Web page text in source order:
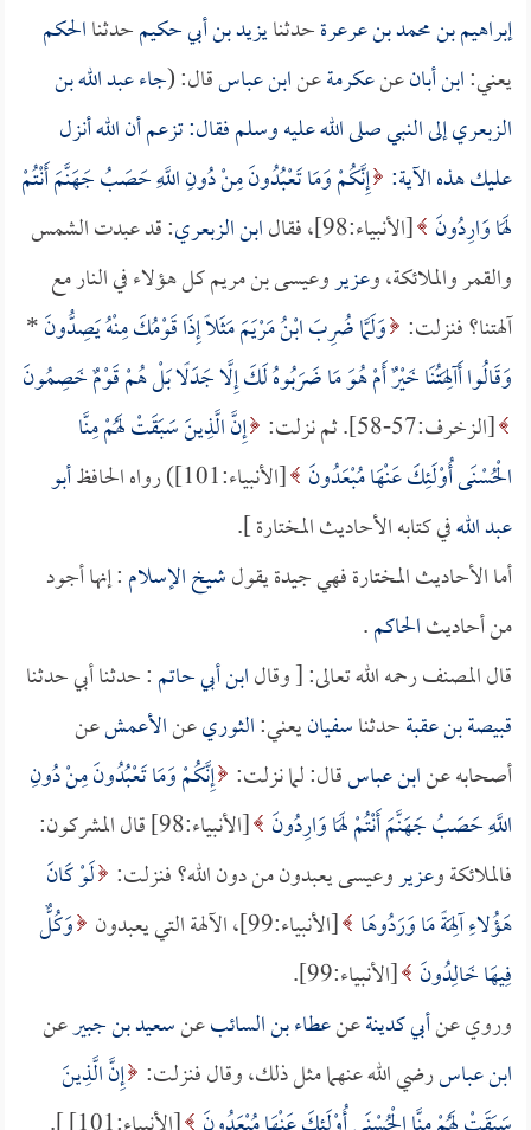
إبراهيم بن محمد بن عرعرةحدثنايزيد بن أبي حكيمحدثناالحكم
يعني:ابن أبانعنعكرمةعنابن عباسقال: (جاءعبد الله بن
الزبعريإلى النبي صلى الله عليه وسلم فقال: تزعم أن الله أنزل
عليك هذه الآية: إِنَّكُمْ وَمَا تَعْبُدُونَ مِنْ دُونِ اللَّهِ حَصَبُ جَهَنَّمَ أَنْتُمْ
لَهَا وَارِدُونَ [الأنبياء:98]، فقال ابن الزبعري: قد عبدت الشمس
والقمر والملائكة، وعزيروعيسى بن مريم كل هؤلاء في النار مع
آلهتنا؟ فنزلت: وَلَمَّا ضُرِبَ ابْنُ مَرْيَمَ مَثَلًا إِذَا قَوْمُكَ مِنْهُ يَصِدُّونَ*
وَقَالُوا أَآلِهَتُنَا خَيْرٌ أَمْ هُوَ مَا ضَرَبُوهُ لَكَ إِلَّا جَدَلًا بَلْ هُمْ قَوْمٌ خَصِمُونَ
[الزخرف:57-58]. ثم نزلت:
إِنَّ الَّذِينَ سَبَقَتْ لَهُمْ مِنَّا
الْحُسْنَى أُوْلَئِكَ عَنْهَا مُبْعَدُونَ [الأنبياء:101]) رواه الحافظ
أبو
عبد اللهفي كتابه الأحاديث المختارة ].
أما الأحاديث المختارة فهي جيدة يقولشيخ الإسلام: إنها أجود
من أحاديثالحاكم.
قال المصنف رحمه الله تعالى: [ وقالابن أبي حاتم: حدثنا أبي حدثنا
قبيصة بن عقبةحدثناسفيانيعني:الثوريعنالأعمشعن
أصحابه عنابن عباسقال: لما نزلت: إِنَّكُمْ وَمَا تَعْبُدُونَ مِنْ دُونِ
اللَّهِ حَصَبُ جَهَنَّمَ أَنْتُمْ لَهَا وَارِدُونَ
[الأنبياء:98] قال المشركون:
فالملائكة وعزيروعيسى يعبدون من دون الله؟ فنزلت: لَوْ كَانَ
هَؤُلاءِ آلِهَةً مَا وَرَدُوهَا [الأنبياء:99]، الآلهة التي يعبدون
وَكُلٌّ
فِيهَا خَالِدُونَ [الأنبياء:99].
وروي عنأبي كدينةعنعطاء بن السائبعنسعيد بن جبيرعن
ابن عباسرضي الله عنهما مثل ذلك، وقال فنزلت: إِنَّ الَّذِينَ